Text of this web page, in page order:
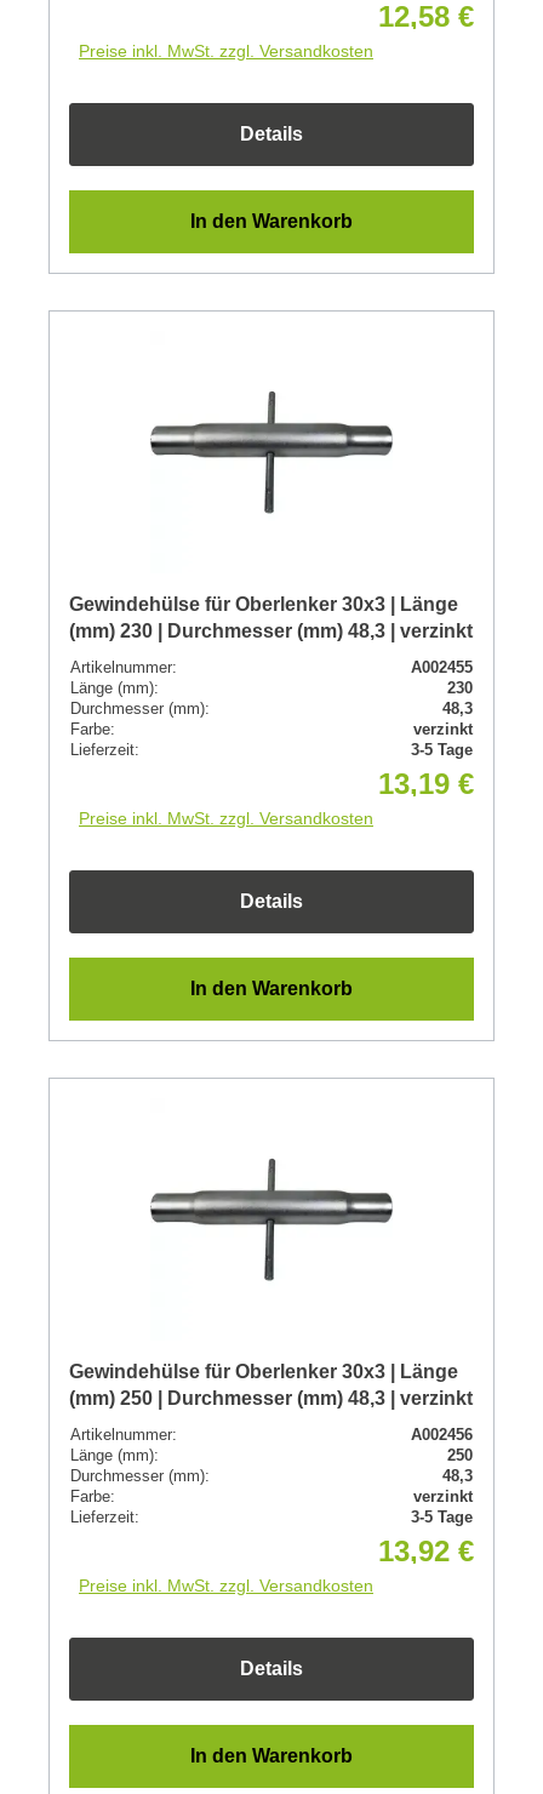
12,58 €
Preise inkl. MwSt. zzgl. Versandkosten
Details
In den Warenkorb
Gewindehülse für Oberlenker 30x3 | Länge
(mm) 230 | Durchmesser (mm) 48,3 | verzinkt
Artikelnummer:
A002455
Länge (mm):
230
Durchmesser (mm):
48,3
Farbe:
verzinkt
Lieferzeit:
3-5 Tage
13,19 €
Preise inkl. MwSt. zzgl. Versandkosten
Details
In den Warenkorb
Gewindehülse für Oberlenker 30x3 | Länge
(mm) 250 | Durchmesser (mm) 48,3 | verzinkt
Artikelnummer:
A002456
Länge (mm):
250
Durchmesser (mm):
48,3
Farbe:
verzinkt
Lieferzeit:
3-5 Tage
13,92 €
Preise inkl. MwSt. zzgl. Versandkosten
Details
In den Warenkorb